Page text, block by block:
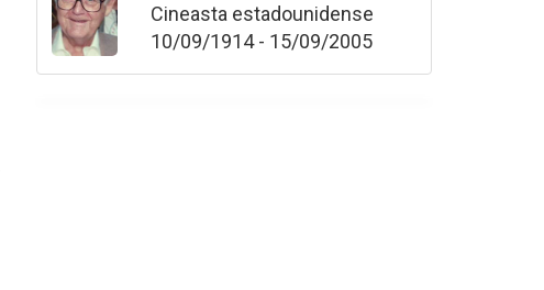
Cineasta estadounidense
10/09/1914 - 15/09/2005